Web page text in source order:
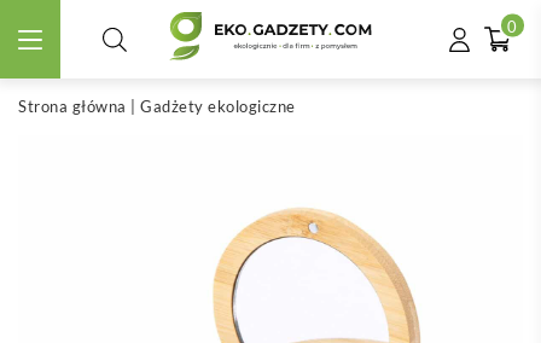
0
Strona główna Gadżety ekologiczne